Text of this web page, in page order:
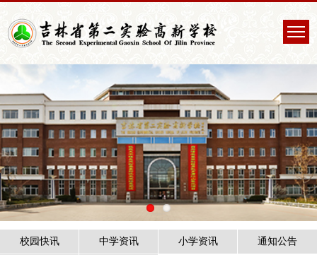
校园快讯 中学资讯 小学资讯 通知公告